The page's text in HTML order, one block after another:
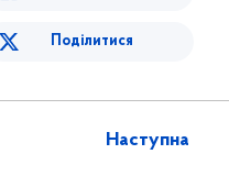
Поділитися
Наступна